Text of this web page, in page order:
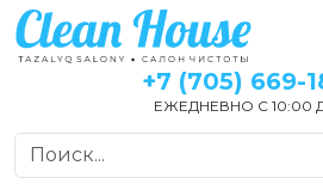
+7 (705) 669-
ЕЖЕДНЕВНО С 10:00